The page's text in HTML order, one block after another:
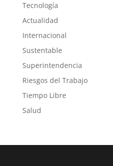
Tecnología
Actualidad
Internacional
Sustentable
Superintendencia
Riesgos del Trabajo
Tiempo Libre
Salud